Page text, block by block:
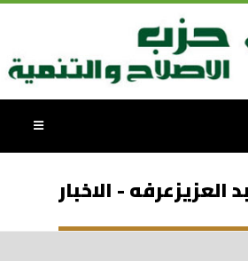
العزيزعرفه - الاخبار